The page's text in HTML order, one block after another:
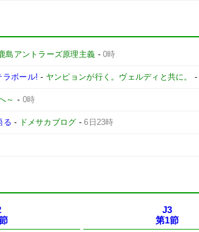
島アントラーズ原理主義 -0時
ラボール! - ヤンピョンが行く。ヴェルディと共に。 -
～ - 0時
る - ドメサカブログ -6日23時
J3
第1節